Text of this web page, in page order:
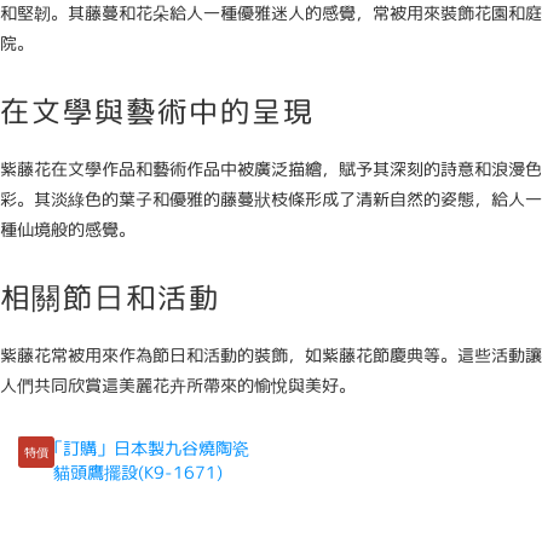
和堅韌。其藤蔓和花朵給人一種優雅迷人的感覺，常被用來裝飾花園和庭
院。
在文學與藝術中的呈現
紫藤花在文學作品和藝術作品中被廣泛描繪，賦予其深刻的詩意和浪漫色
彩。其淡綠色的葉子和優雅的藤蔓狀枝條形成了清新自然的姿態，給人一
種仙境般的感覺。
相關節日和活動
紫藤花常被用來作為節日和活動的裝飾，如紫藤花節慶典等。這些活動讓
人們共同欣賞這美麗花卉所帶來的愉悅與美好。
特價